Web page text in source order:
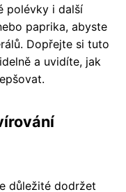
polévky i další
paprika, abyste
Dopřejte si tuto
a uvidíte, jak
důležité dodržet